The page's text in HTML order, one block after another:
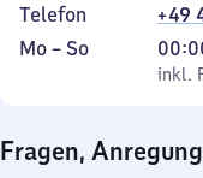
Telefon
+49
Montag
Mo – So,
inkl.
Von
0
0
inkl.
Fragen,